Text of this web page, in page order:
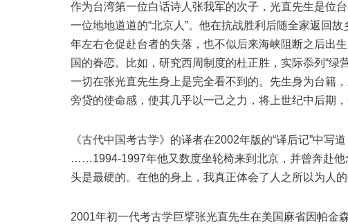
作为台湾第一位白话诗人张我军的次子，光直先生是位
一位地地道道的“北京人”。他在抗战胜利后随全家返回
年左右仓促赴台者的失落，也不似后来海峡阻断之后出
国的眷恋。比如，研究西周制度的杜正胜，实际忝列“绿
一切在张光直先生身上是完全看不到的。先生身为台籍
旁贷的使命感，使其几乎以一己之力，将上世纪中后期
《古代中国考古学》的译者在2002年版的“译后记”中写
……1994-1997年他又数度坐轮椅来到北京，并曾奔赴
头是最硬的。在他的身上，我真正体会了人之所以为人的
2001年初一代考古学巨擘张光直先生在美国麻省因帕金